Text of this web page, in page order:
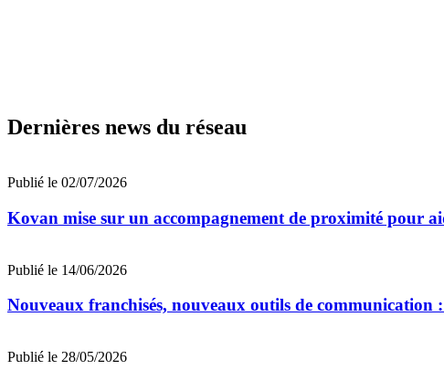
Dernières news du réseau
Publié le 02/07/2026
Kovan mise sur un accompagnement de proximité pour
Publié le 14/06/2026
Nouveaux franchisés, nouveaux outils de communication
Publié le 28/05/2026